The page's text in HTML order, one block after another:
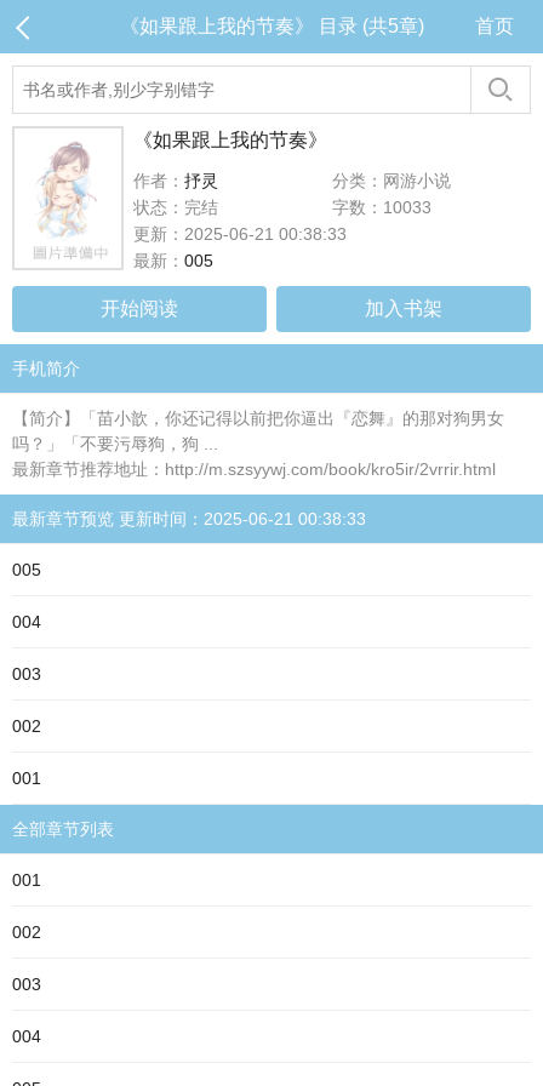
《如果跟上我的节奏》 目录 (共5章) 首页
《如果跟上我的节奏》
作者： 抒灵
分类：网游小说
状态：完结
字数：10033
更新：2025-06-21 00:38:33
最新： 005
开始阅读 加入书架
手机简介
【简介】「苗小歆，你还记得以前把你逼出『恋舞』的那对狗男女
吗？」「不要污辱狗，狗 ...
最新章节推荐地址：http://m.szsyywj.com/book/kro5ir/2vrrir.html
最新章节预览 更新时间：2025-06-21 00:38:33
005
004
003
002
001
全部章节列表
001
002
003
004